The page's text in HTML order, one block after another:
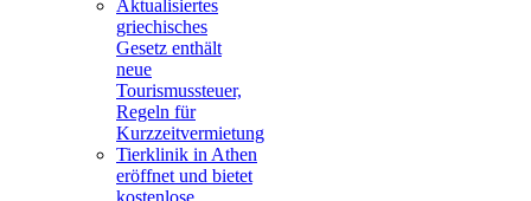
Aktualisiertes
griechisches
Gesetz enthält
neue
Tourismussteuer,
Regeln für
Kurzzeitvermietung
Tierklinik in Athen
eröffnet und bietet
kostenlose